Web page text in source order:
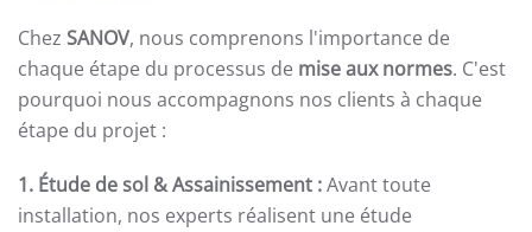
Chez SANOV, nous comprenons l'importance de
chaque étape du processus de mise aux normes. C'est
pourquoi nous accompagnons nos clients à chaque
étape du projet :
1. Étude de sol & Assainissement :Avant toute
installation, nos experts réalisent une étude